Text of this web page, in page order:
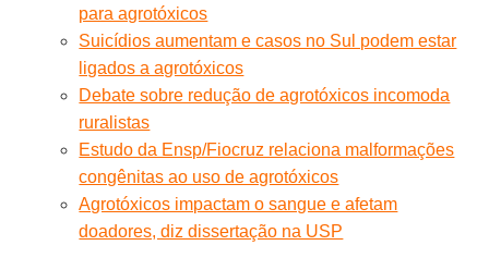
para agrotóxicos
Suicídios aumentam e casos no Sul podem estar
ligados a agrotóxicos
Debate sobre redução de agrotóxicos incomoda
ruralistas
Estudo da Ensp/Fiocruz relaciona malformações
congênitas ao uso de agrotóxicos
Agrotóxicos impactam o sangue e afetam
doadores, diz dissertação na USP